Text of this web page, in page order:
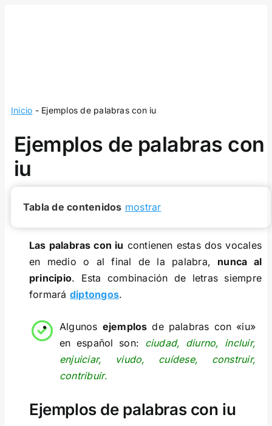
Inicio - Ejemplos de palabras con iu
Ejemplos de palabras con
iu
Tabla de contenidos mostrar
Las palabras con iu contienen estas dos vocales
en medio o al final de la palabra, nunca al
principio. Esta combinación de letras siempre
formará diptongos.
Algunos ejemplos de palabras con «iu»
en español son: ciudad, diurno, incluir,
enjuiciar, viudo, cuídese, construir,
contribuir.
Ejemplos de palabras con iu